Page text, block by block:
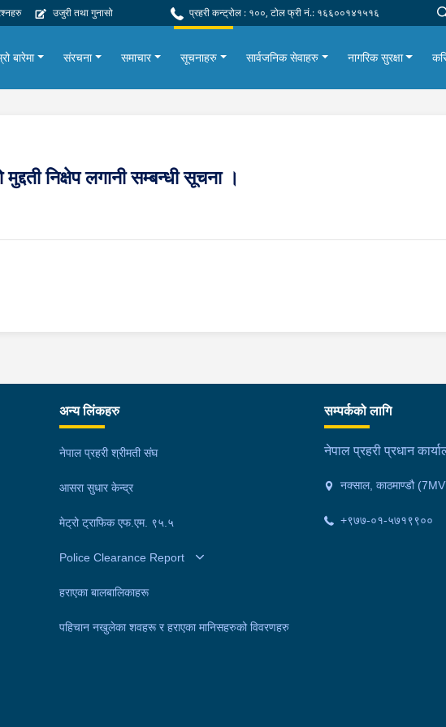
उजुरी तथा गुनासो प्रहरी कन्ट्रोल : १००, टोल फ्री नं.: १६६००१४१५१६
बारेमा संरचना समाचार सूचनाहरु सार्वजनिक सेवाहरु नागरिक सुरक्षा
निक्षेप लगानी सम्बन्धी सूचना ।
अन्य लिंकहरु
नेपाल प्रहरी श्रीमती संघ
आसरा सुधार केन्द्र
मेट्रो ट्राफिक एफ.एम. ९५.५
Police Clearance Report
हराएका बालबालिकाहरू
पहिचान नखुलेका शवहरू र हराएका मानिसहरुको विवरणहरु
सम्पर्कको लागि
नेपाल प्रहरी प्रधान
नक्साल, काठमाण्डौ
+९७७-०१-५७१९९००